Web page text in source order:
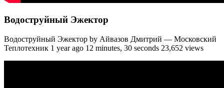
Водоструйный Эжектор
Водоструйный Эжектор by Айвазов Дмитрий — Московский
Теплотехник 1 year ago 12 minutes, 30 seconds 23,652 views